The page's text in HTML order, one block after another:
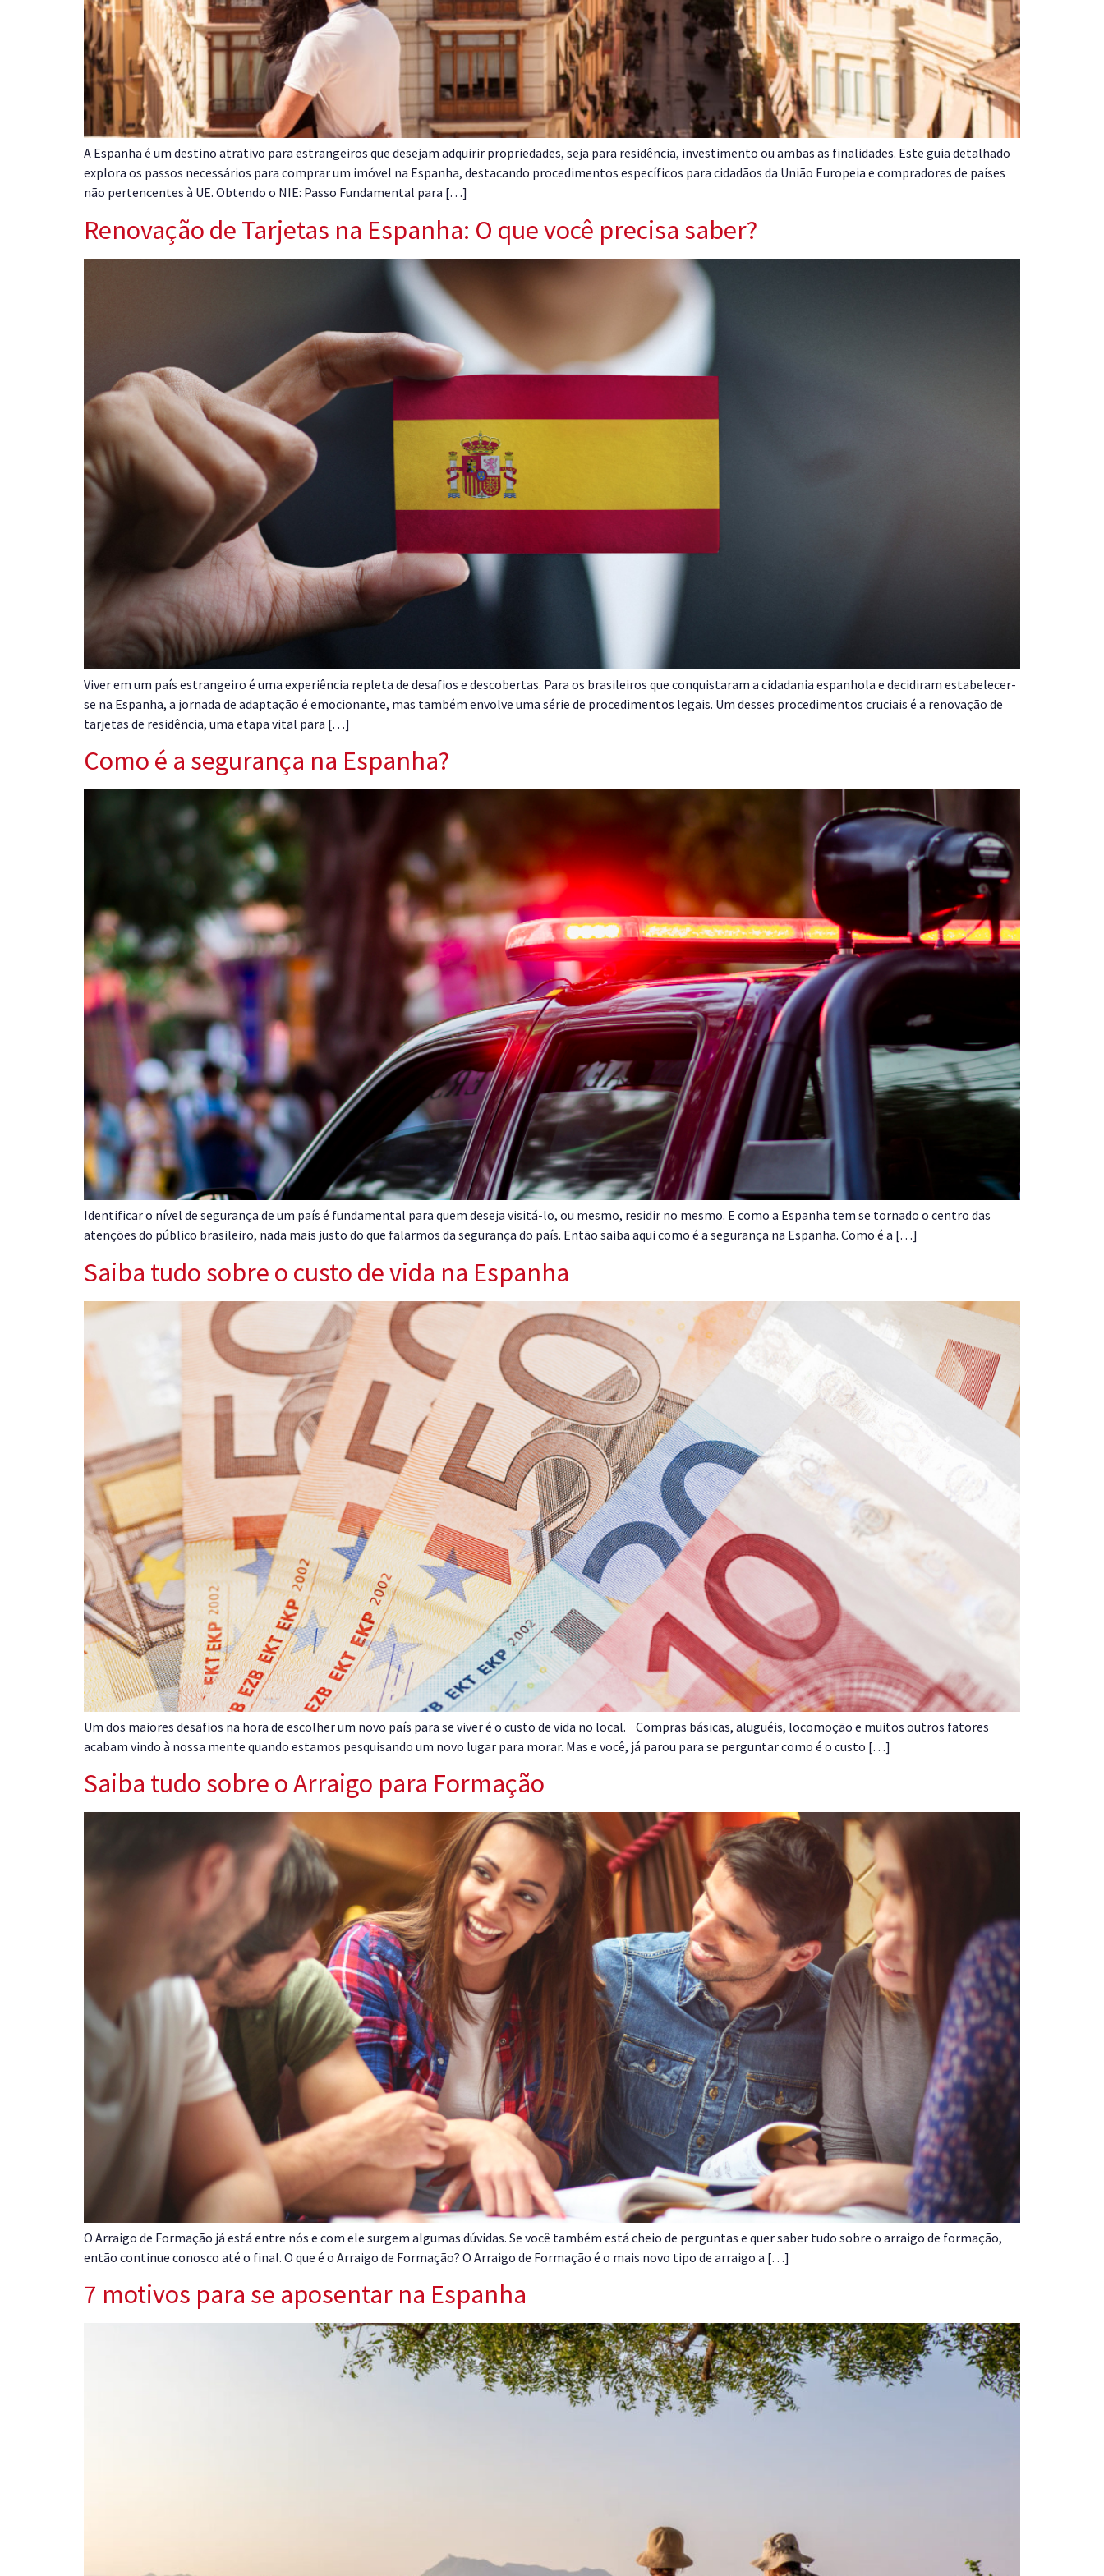
A Espanha é um destino atrativo para estrangeiros que desejam adquirir propriedades, seja para residência, investimento ou ambas as finalidades. Este guia detalhado
explora os passos necessários para comprar um imóvel na Espanha, destacando procedimentos específicos para cidadãos da União Europeia e compradores de países
não pertencentes à UE. Obtendo o NIE: Passo Fundamental para […]
Renovação de Tarjetas na Espanha: O que você precisa saber?
Viver em um país estrangeiro é uma experiência repleta de desafios e descobertas. Para os brasileiros que conquistaram a cidadania espanhola e decidiram estabelecer-
se na Espanha, a jornada de adaptação é emocionante, mas também envolve uma série de procedimentos legais. Um desses procedimentos cruciais é a renovação de
tarjetas de residência, uma etapa vital para […]
Como é a segurança na Espanha?
Identificar o nível de segurança de um país é fundamental para quem deseja visitá-lo, ou mesmo, residir no mesmo. E como a Espanha tem se tornado o centro das
atenções do público brasileiro, nada mais justo do que falarmos da segurança do país. Então saiba aqui como é a segurança na Espanha. Como é a […]
Saiba tudo sobre o custo de vida na Espanha
Um dos maiores desafios na hora de escolher um novo país para se viver é o custo de vida no local. Compras básicas, aluguéis, locomoção e muitos outros fatores
acabam vindo à nossa mente quando estamos pesquisando um novo lugar para morar. Mas e você, já parou para se perguntar como é o custo […]
Saiba tudo sobre o Arraigo para Formação
O Arraigo de Formação já está entre nós e com ele surgem algumas dúvidas. Se você também está cheio de perguntas e quer saber tudo sobre o arraigo de formação,
então continue conosco até o final. O que é o Arraigo de Formação? O Arraigo de Formação é o mais novo tipo de arraigo a […]
7 motivos para se aposentar na Espanha